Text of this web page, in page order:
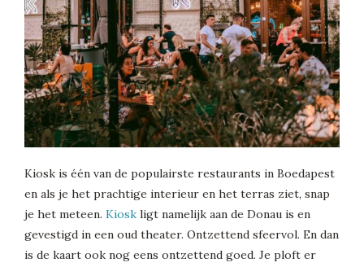
Kiosk is één van de populairste restaurants in Boedapest
en als je het prachtige interieur en het terras ziet, snap
je het meteen. Kiosk ligt namelijk aan de Donau is en
gevestigd in een oud theater. Ontzettend sfeervol. En dan
is de kaart ook nog eens ontzettend goed. Je ploft er